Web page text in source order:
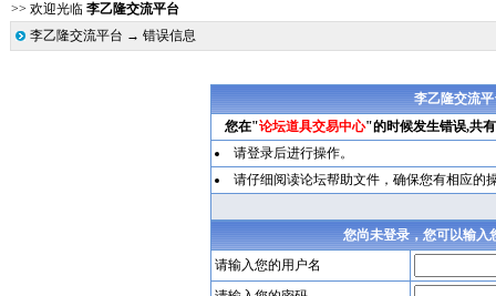
>> 欢迎光临 李乙隆交流平台
李乙隆交流平台 → 错误信息
李乙隆交流
您在"论坛道具交易中心"的时候发生错误,共
请登录后进行操作。
请仔细阅读论坛帮助文件，确保您有相应的
您尚未登录，您可以输入
请输入您的用户名